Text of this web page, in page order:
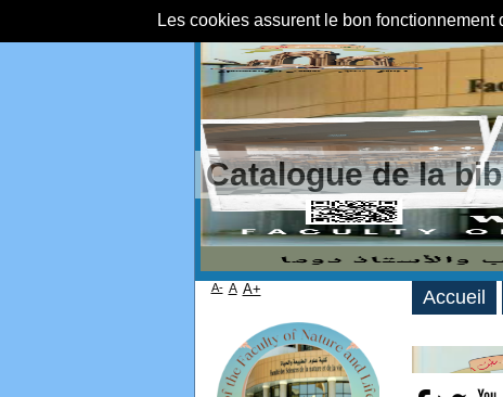
Les cookies assurent le bon
Catalogue de la
Accueil
A- A A+